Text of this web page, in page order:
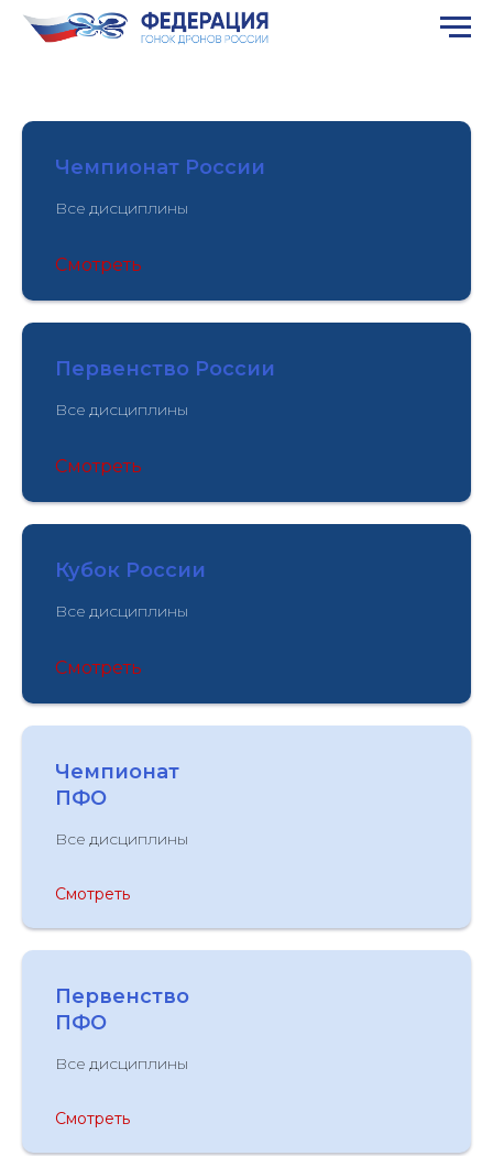
Чемпионат России
Все дисциплины
Смотреть
Первенство России
Все дисциплины
Смотреть
Кубок России
Все дисциплины
Смотреть
Чемпионат
ПФО
Все дисциплины
Смотреть
Первенство
ПФО
Все дисциплины
Смотреть